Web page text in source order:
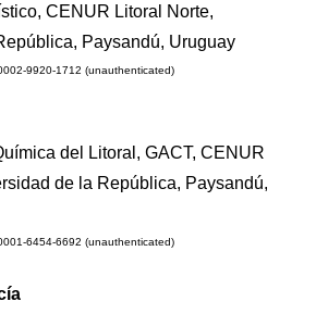
CENUR Litoral Norte,
Paysandú, Uruguay
9920-1712 (unauthenticated)
del Litoral, GACT, CENUR
de la República, Paysandú,
6454-6692 (unauthenticated)